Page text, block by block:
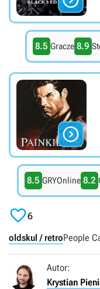
8.5 Gracze 8.9

8.5 GRYOnline 8.2
6
oldskul / retroPeople
Autor:
Krystian